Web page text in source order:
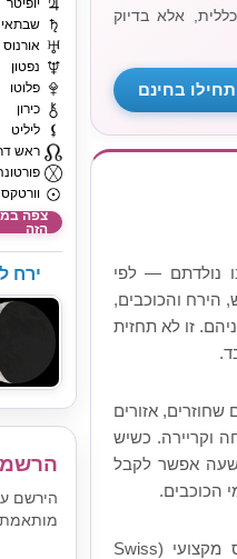
אלא בדיוק
בחינם
נולדתם — לפי
הירח והכוכבים,
זו לא תחזית
אזורים
וקריירה. כשיש
שעה אפשר לקבל
הכוכבים.
באסטרו פרו בונים את המפה לפי חישוב אפמריס מקצועי (Swiss
יופיטר
שבתאי
אורנוס
נפטון
פלוטו
כירון
ליליט
ראש
וורטקס
צפה
הזה
ירח
הירשם